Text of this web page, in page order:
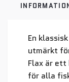
En
utmärkt
Flax är
för alla